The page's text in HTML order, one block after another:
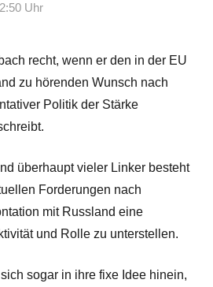
Uhr
recht, wenn er den in der EU
zu hörenden Wunsch nach
Politik der Stärke
überhaupt vieler Linker besteht
Forderungen nach
mit Russland eine
und Rolle zu unterstellen.
sogar in ihre fixe Idee hinein,